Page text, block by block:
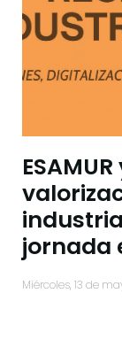
jornada
miércoles, 13 de